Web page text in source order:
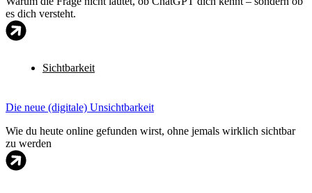
es dich versteht.
Sichtbarkeit
Die neue (digitale) Unsichtbarkeit
Wie du heute online gefunden wirst, ohne jemals wirklich sichtbar
zu werden